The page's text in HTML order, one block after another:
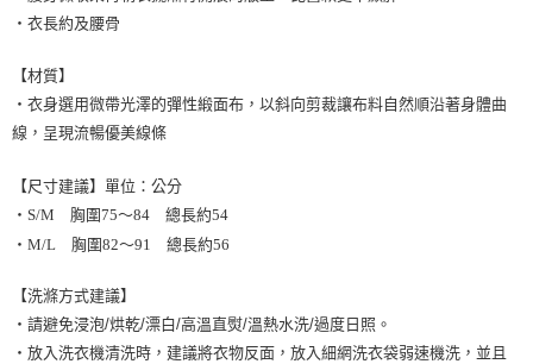
・衣長約及腰骨
【材質】
・衣身選用微帶光澤的彈性緞面布，以斜向剪裁讓布料自然順沿著身體曲
線，呈現流暢優美線條
【尺寸建議】單位：公分
・S/M 胸圍75～84 總長約54
・M/L 胸圍82～91 總長約56
【洗滌方式建議】
・請避免浸泡/烘乾/漂白/高溫直熨/溫熱水洗/過度日照。
・放入洗衣機清洗時，建議將衣物反面，放入細網洗衣袋弱速機洗，並且